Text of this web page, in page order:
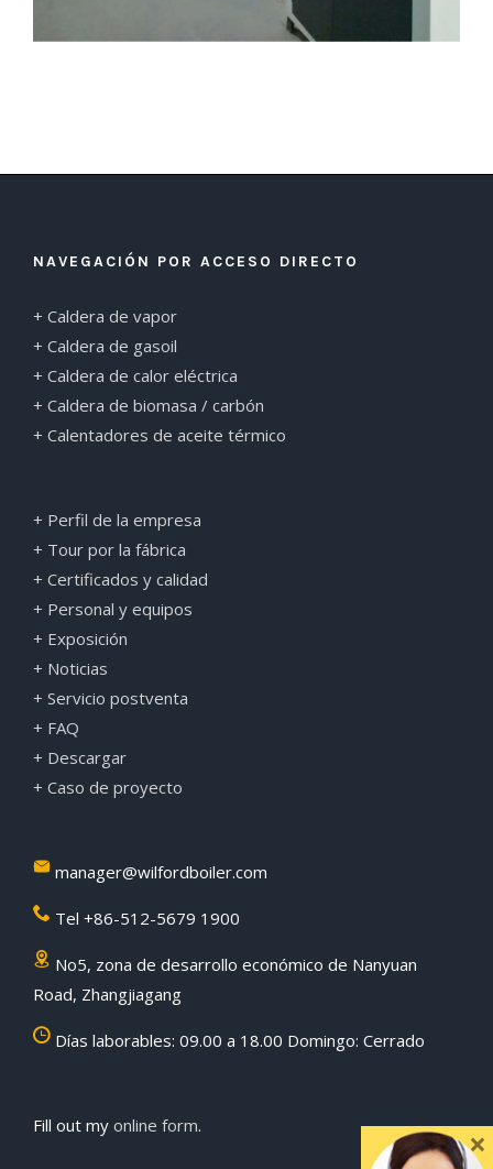
NAVEGACIÓN POR ACCESO DIRECTO
+ Caldera de vapor
+ Caldera de gasoil
+ Caldera de calor eléctrica
+ Caldera de biomasa / carbón
+ Calentadores de aceite térmico
+ Perfil de la empresa
+ Tour por la fábrica
+ Certificados y calidad
+ Personal y equipos
+ Exposición
+ Noticias
+ Servicio postventa
+ FAQ
+ Descargar
+ Caso de proyecto
manager@wilfordboiler.com
Tel +86-512-5679 1900
No5, zona de desarrollo económico de Nanyuan
Road, Zhangjiagang
Días laborables: 09.00 a 18.00 Domingo: Cerrado
Fill out my online form. ×